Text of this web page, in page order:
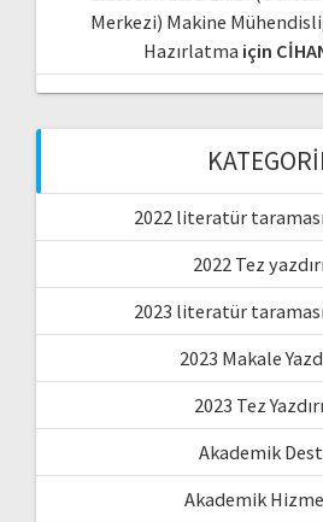
Merkezi) Makine
Hazırlatma için
2022 literatür
2022 Tez
2023 literatür
2023 Makale
2023 Tez
Akademik
Akademik